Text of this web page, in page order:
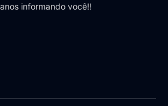
informando você!!